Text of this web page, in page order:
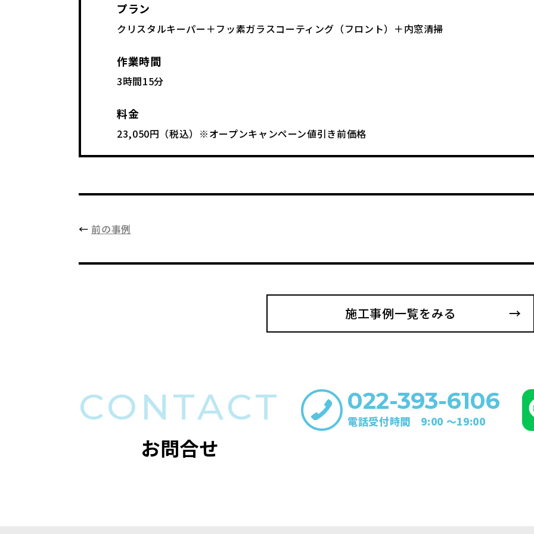
プラン
クリスタルキーパー＋フッ素ガラスコーティング（フロント）＋内窓清掃
作業時間
3時間15分
料金
23,050円（税込）※オープンキャンペーン値引き前価格
←前の事例
施工事例一覧をみる
CONTACT
お問合せ
022-393-6106
電話受付時間 9:00 〜19:00